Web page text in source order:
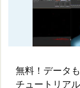
無料！データ
チュートリア